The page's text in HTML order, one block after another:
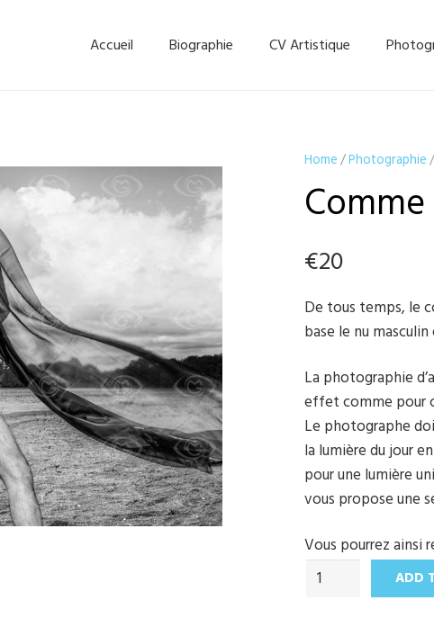
Accueil Biographie CV Artistique
Home/Photographie
€20
De tous temps, le
base le nu
La photographie
effet comme pour
Le photographe
la lumière du jour
pour une lumière
vous propose une
Vous pourrez ainsi
Comme
ADD